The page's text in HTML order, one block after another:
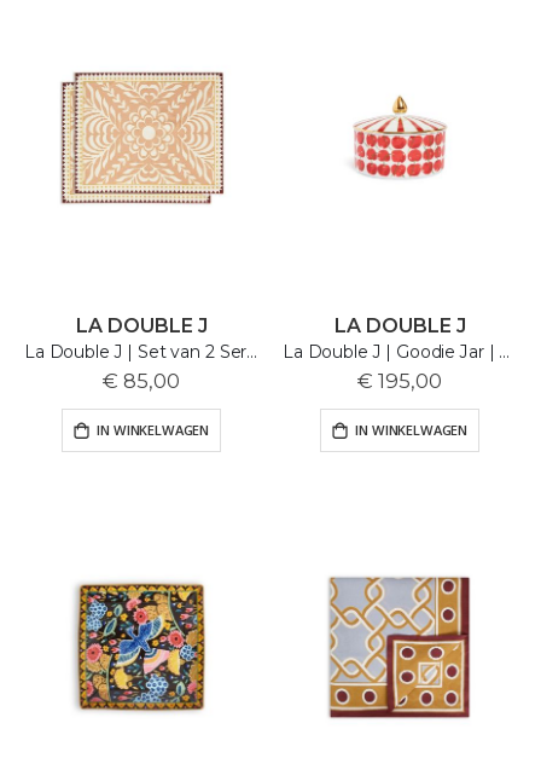
LA DOUBLE J
La Double J | Set van 2 Servetten | Herringbone | Antique Pink
€ 85,00
IN WINKELWAGEN
LA DOUBLE J
La Double J | Goodie Jar | Cherries
€ 195,00
IN WINKELWAGEN